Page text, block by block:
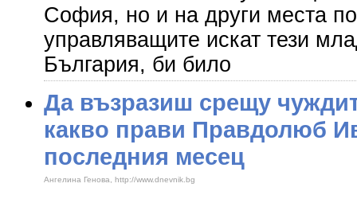
София, но и на други места
управляващите искат тези
България, би било
Да възразиш срещу
какво прави Правдолюб
последния месец
Ангелина Генова, http://www.dnevnik.bg